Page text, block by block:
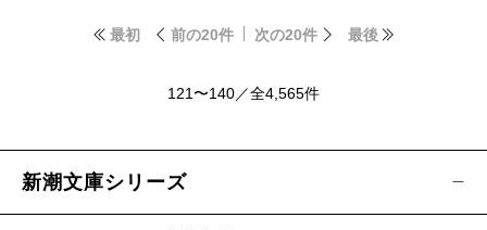
最初 前の20件 次の20件 最後
121〜140／全4,565件
新潮文庫シリーズ